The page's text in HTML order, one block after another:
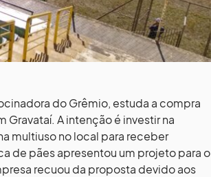
do Grêmio, estuda a compra
Gravataí. A intenção é investir na
multiuso no local para receber
de pães apresentou um projeto para o
recuou da proposta devido aos